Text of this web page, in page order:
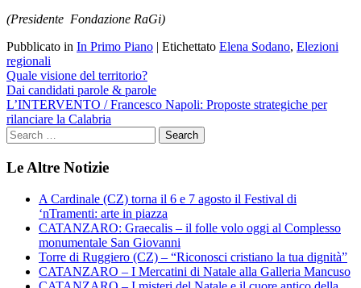
(Presidente Fondazione RaGi)
Pubblicato in In Primo Piano | Etichettato Elena Sodano, Elezioni
regionali
Navigazione
articoli
Quale visione del territorio?
Dai candidati parole & parole
L’INTERVENTO / Francesco Napoli: Proposte strategiche per
rilanciare la Calabria
Le Altre Notizie
A Cardinale (CZ) torna il 6 e 7 agosto il Festival di
‘nTramenti: arte in piazza
CATANZARO: Graecalis – il folle volo oggi al Complesso
monumentale San Giovanni
Torre di Ruggiero (CZ) – “Riconosci cristiano la tua dignità”
CATANZARO – I Mercatini di Natale alla Galleria Mancuso